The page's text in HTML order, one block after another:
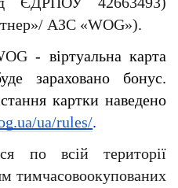
АЗС «WOG»).
- віртуальна карта
зараховано бонус.
картки наведено
ua/rules/.
по всій території
тимчасовоокупованих